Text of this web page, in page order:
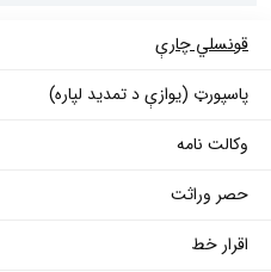
قونسلي چارې
پاسپورټ (یوازې د تمدید لپاره)
وکالت نامه
حصر وراثت
اقرار خط